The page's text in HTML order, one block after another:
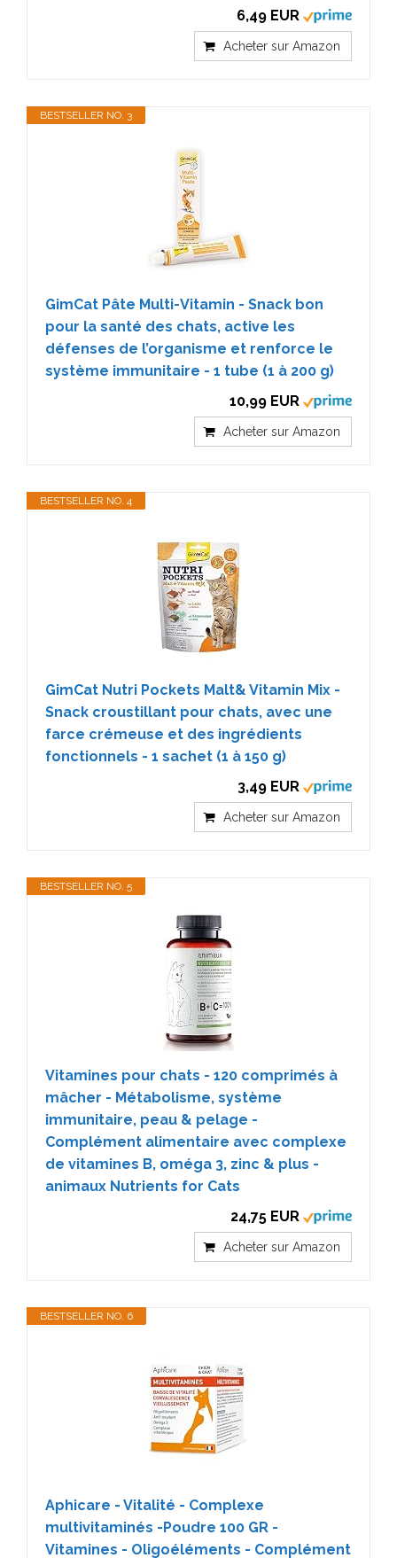
6,49 EUR
Acheter sur Amazon
BESTSELLER NO. 3
GimCat Pâte Multi-Vitamin - Snack bon
pour la santé des chats, active les
défenses de l’organisme et renforce le
système immunitaire - 1 tube (1 à 200 g)
10,99 EUR
Acheter sur Amazon
BESTSELLER NO. 4
GimCat Nutri Pockets Malt& Vitamin Mix -
Snack croustillant pour chats, avec une
farce crémeuse et des ingrédients
fonctionnels - 1 sachet (1 à 150 g)
3,49 EUR
Acheter sur Amazon
BESTSELLER NO. 5
Vitamines pour chats - 120 comprimés à
mâcher - Métabolisme, système
immunitaire, peau & pelage -
Complément alimentaire avec complexe
de vitamines B, oméga 3, zinc & plus -
animaux Nutrients for Cats
24,75 EUR
Acheter sur Amazon
BESTSELLER NO. 6
Aphicare - Vitalité - Complexe
multivitaminés -Poudre 100 GR -
Vitamines - Oligoéléments - Complément